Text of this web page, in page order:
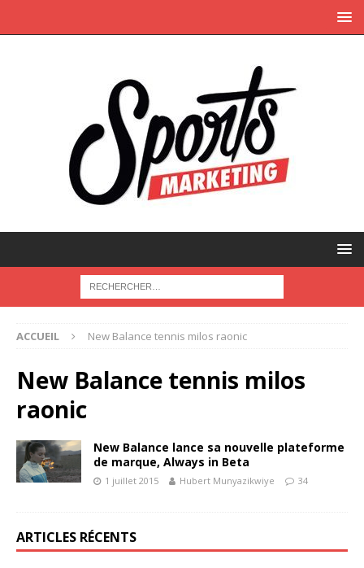
ACCUEIL New Balance tennis milos raonic
New Balance tennis milos
raonic
New Balance lance sa nouvelle plateforme
de marque, Always in Beta
1 juillet 2015 Hubert Munyazikwiye 34
ARTICLES RÉCENTS